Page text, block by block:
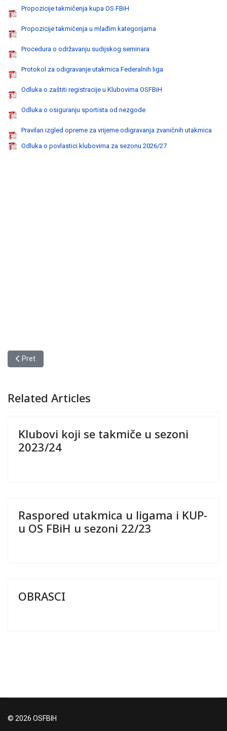
Propozicije takmičenja kupa OS FBiH
Propozicije takmičenja u mlađim kategorijama
Procedura o održavanju sudijskog seminara
Protokol za odigravanje utakmica Federalnih liga
Odluka o zaštiti registracije u Klubovima OSFBiH
Odluka o osiguranju sportista od nezgode
Pravilan izgled opreme za vrijeme odigravanja zvaničnih utakmica
Odluka o povlastici klubovima za sezonu 2026/27
Prethodni članak: OBRASCI
Pret
Related Articles
Klubovi koji se takmiče u sezoni
2023/24
Raspored utakmica u ligama i KUP-
u OS FBiH u sezoni 22/23
OBRASCI
© 2026 OSFBIH